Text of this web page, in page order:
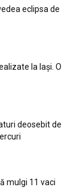
eclipsa de
la Iași. O
deosebit de
mulgi 11 vaci